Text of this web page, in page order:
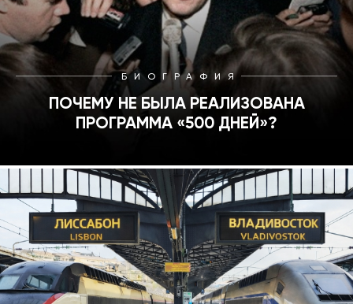
БИОГРАФИЯ
ПОЧЕМУ НЕ БЫЛА РЕАЛИЗОВАНА
ПРОГРАММА «500 ДНЕЙ»?